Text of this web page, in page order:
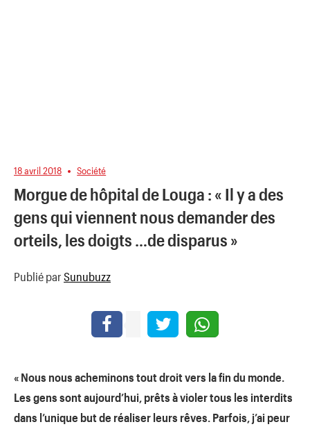
18 avril 2018 Société
Morgue de hôpital de Louga : « Il y a des
gens qui viennent nous demander des
orteils, les doigts …de disparus »
Publié par Sunubuzz
« Nous nous acheminons tout droit vers la fin du monde.
Les gens sont aujourd’hui, prêts à violer tous les interdits
dans l’unique but de réaliser leurs rêves. Parfois, j’ai peur